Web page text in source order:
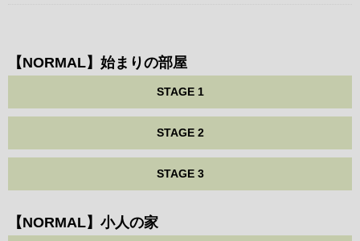
【NORMAL】始まりの部屋
STAGE 1
STAGE 2
STAGE 3
【NORMAL】小人の家